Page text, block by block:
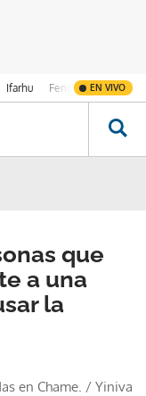
Ifarhu Fenómeno de El
EN VIVO
que
a una
la
en Chame. / Yiniva